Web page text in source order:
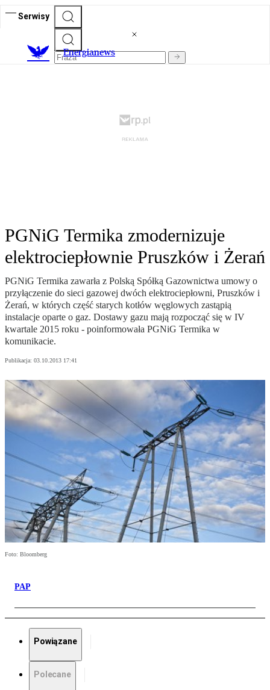
Serwisy
Energianews
PGNiG Termika zmodernizuje
elektrociepłownie Pruszków i Żerań
PGNiG Termika zawarła z Polską Spółką Gazownictwa umowy o
przyłączenie do sieci gazowej dwóch elektrociepłowni, Pruszków i
Żerań, w których część starych kotłów węglowych zastąpią
instalacje oparte o gaz. Dostawy gazu mają rozpocząć się w IV
kwartale 2015 roku - poinformowała PGNiG Termika w
komunikacie.
Publikacja: 03.10.2013 17:41
Foto: Bloomberg
PAP
Powiązane
Polecane